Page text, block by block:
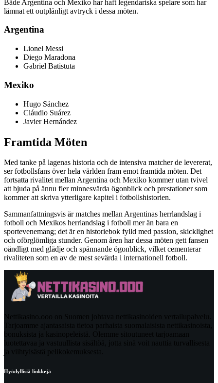
Både Argentina och Mexiko har haft legendariska spelare som har
lämnat ett outplånligt avtryck i dessa möten.
Argentina
Lionel Messi
Diego Maradona
Gabriel Batistuta
Mexiko
Hugo Sánchez
Cláudio Suárez
Javier Hernández
Framtida Möten
Med tanke på lagenas historia och de intensiva matcher de levererat,
ser fotbollsfans över hela världen fram emot framtida möten. Det
fortsatta rivalitet mellan Argentina och Mexiko kommer utan tvivel
att bjuda på ännu fler minnesvärda ögonblick och prestationer som
kommer att skriva ytterligare kapitel i fotbollshistorien.
Sammanfattningsvis är matches mellan Argentinas herrlandslag i
fotboll och Mexikos herrlandslag i fotboll mer än bara en
sportevenemang; det är en historiebok fylld med passion, skicklighet
och oförglömliga stunder. Genom åren har dessa möten gett fansen
oändligt med glädje och spännande ögonblick, vilket cementerar
rivaliteten som en av de mest sevärda i internationell fotboll.
Nettikasino.ooo on Suomen johtava nettikasinoiden vertailupalvelu.
Tarjoamme ajantasaista tietoa parhaista suomalaisista nettikasinoista,
bonuksista ja kasinopeleistä. Olemme sitoutuneet tarjoamaan
luotettavaa ja vastuullista sisältöä, jotta sinä voit nauttia turvallisesta
ja viihtyisästä pelikokemuksesta.
Hyödyllisiä linkkejä